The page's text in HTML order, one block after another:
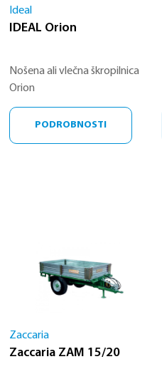
Ideal
IDEAL Orion
Nošena ali vlečna škropilnica
Orion
PODROBNOSTI
Zaccaria
Zaccaria ZAM 15/20